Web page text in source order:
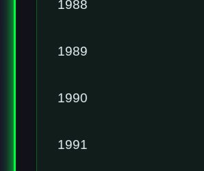
1988
1989
1990
1991